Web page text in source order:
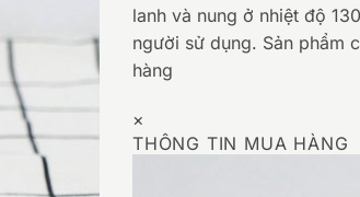
lanh và nung ở nhiệt độ
người sử dụng. Sản phẩm
hàng
×
THÔNG TIN MUA HÀNG